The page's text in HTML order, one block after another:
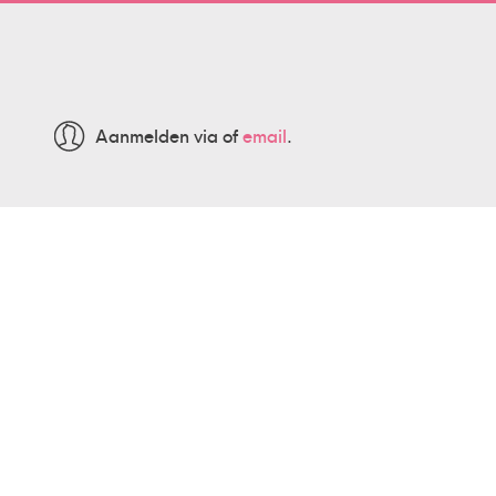
Aanmelden via ofemail.